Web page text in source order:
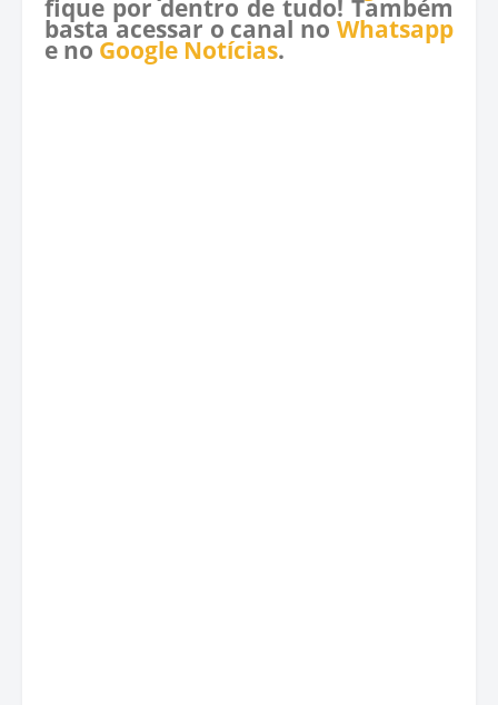
fique por dentro de tudo! Também
basta acessar o canal no Whatsapp
e no Google Notícias.